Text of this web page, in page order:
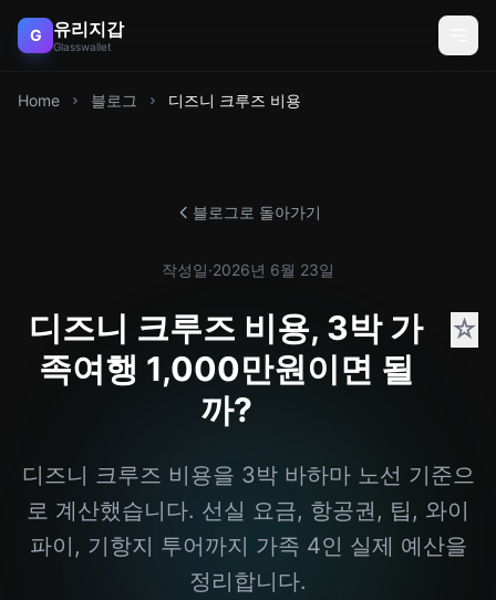
G 유리지갑
Glasswallet
Home 블로그 디즈니 크루즈 비용
블로그로 돌아가기
작성일·2026년 6월 23일
디즈니 크루즈 비용, 3박 가
족여행 1,000만원이면 될
까?
☆
디즈니 크루즈 비용을 3박 바하마 노선 기준으
로 계산했습니다. 선실 요금, 항공권, 팁, 와이
파이, 기항지 투어까지 가족 4인 실제 예산을
정리합니다.